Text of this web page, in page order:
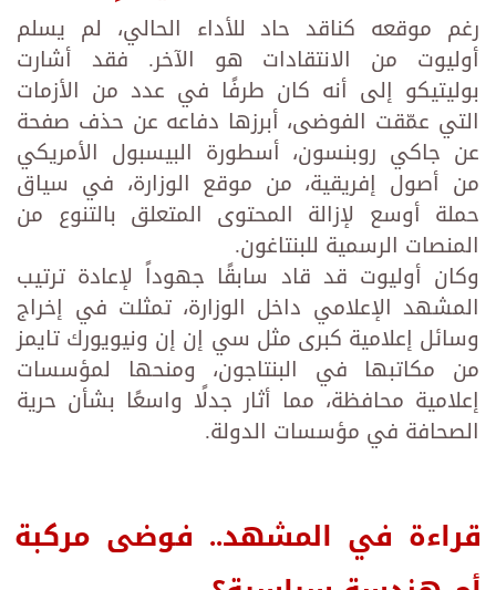
رغم موقعه كناقد حاد للأداء الحالي، لم يسلم
أوليوت من الانتقادات هو الآخر. فقد أشارت
بوليتيكو إلى أنه كان طرفًا في عدد من الأزمات
التي عمّقت الفوضى، أبرزها دفاعه عن حذف صفحة
عن جاكي روبنسون، أسطورة البيسبول الأمريكي
من أصول إفريقية، من موقع الوزارة، في سياق
حملة أوسع لإزالة المحتوى المتعلق بالتنوع من
المنصات الرسمية للبنتاغون.
وكان أوليوت قد قاد سابقًا جهوداً لإعادة ترتيب
المشهد الإعلامي داخل الوزارة، تمثلت في إخراج
وسائل إعلامية كبرى مثل سي إن إن ونيويورك تايمز
من مكاتبها في البنتاجون، ومنحها لمؤسسات
إعلامية محافظة، مما أثار جدلًا واسعًا بشأن حرية
الصحافة في مؤسسات الدولة.
قراءة في المشهد.. فوضى مركبة